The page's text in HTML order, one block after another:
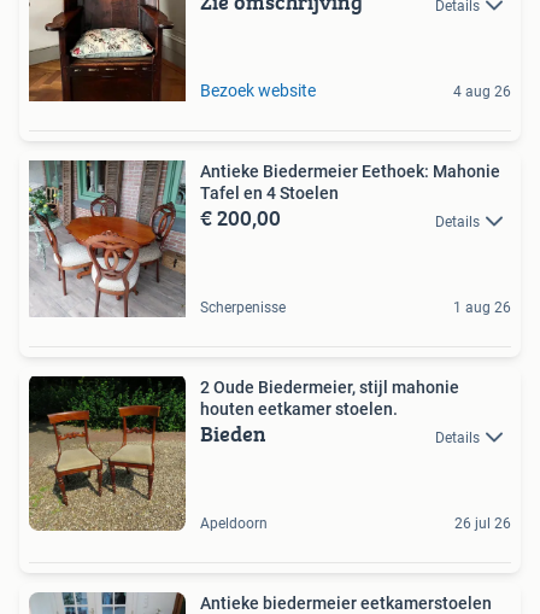
Details
Bezoek website 4 aug 26
Antieke Biedermeier Eethoek: Mahonie
Tafel en 4 Stoelen
€ 200,00 Details
Scherpenisse 1 aug 26
2 Oude Biedermeier, stijl mahonie
houten eetkamer stoelen.
Bieden Details
Apeldoorn 26 jul 26
Antieke biedermeier eetkamerstoelen